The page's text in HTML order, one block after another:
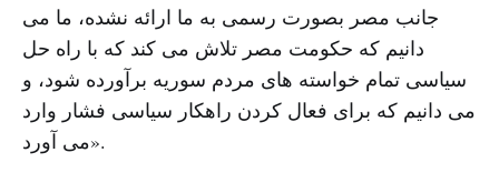
جانب مصر بصورت رسمی به ما ارائه نشده، ما می
دانیم که حکومت مصر تلاش می کند که با راه حل
سیاسی تمام خواسته های مردم سوریه برآورده شود، و
می دانیم که برای فعال کردن راهکار سیاسی فشار وارد
می آورد».